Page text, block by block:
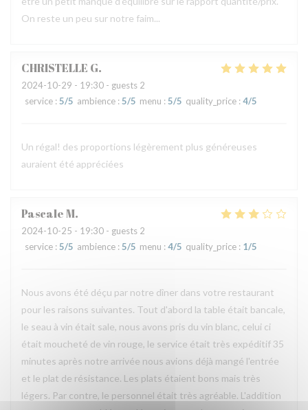
On reste un peu sur notre faim...
CHRISTELLE G
2024-10-29 - 19:30 - guests 2
service : 5/5 ambience : 5/5 menu : 5/5 quality_price : 4/5
Un régal! des proportions légèrement plus généreuses
auraient été appréciées
PascaleM
2024-10-25 - 19:30 - guests 2
service : 5/5 ambience : 5/5 menu : 4/5 quality_price : 1/5
Nous avons été déçu par notre dîner dans votre restaurant
pour les raisons suivantes. Tout d'abord la table était bancale,
le seau à vin était sale, nous avons pris du vin blanc, celui ci
était moucheté de vin rouge, le service était très expéditif 35
minutes après notre arrivée nous avions déjà mangé l'entrée
et le plat de résistance. Les plats étaient bons mais très
légers. Par contre, le personnel était très agréable. L'addition